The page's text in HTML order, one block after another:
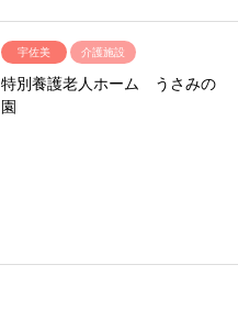
宇佐美 介護施設
特別養護老人ホーム うさみの
園